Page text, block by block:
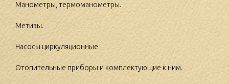
Манометры, термоманометры.
Метизы.
Насосы циркуляционные
Отопительные приборы и комплектующие к ним.